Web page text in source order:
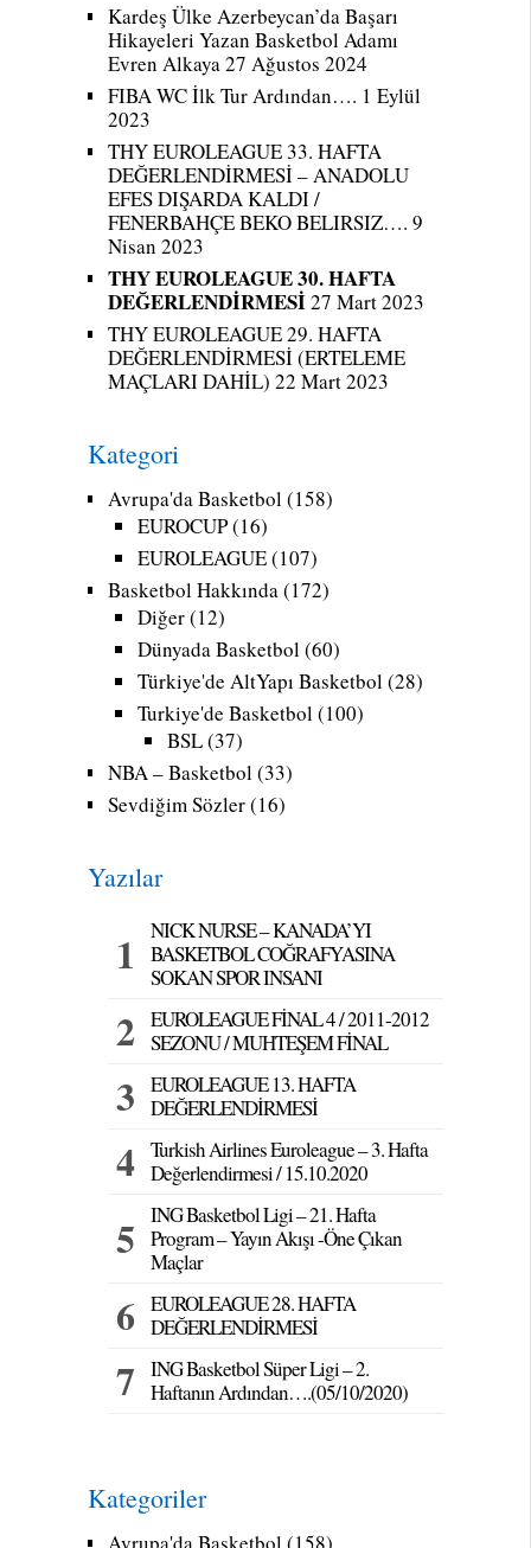
Kardeş Ülke Azerbeycan’da Başarı
Hikayeleri Yazan Basketbol Adamı
Evren Alkaya27 Ağustos 2024
FIBA WC İlk Tur Ardından…. 1 Eylül
2023
THY EUROLEAGUE 33. HAFTA
DEĞERLENDİRMESİ – ANADOLU
EFES DIŞARDA KALDI /
FENERBAHÇE BEKO BELIRSIZ…. 9
Nisan 2023
THY EUROLEAGUE 30. HAFTA
DEĞERLENDİRMESİ27 Mart 2023
THY EUROLEAGUE 29. HAFTA
DEĞERLENDİRMESİ (ERTELEME
MAÇLARI DAHİL) 22 Mart 2023
Kategori
Avrupa'da Basketbol(158)
EUROCUP(16)
EUROLEAGUE(107)
Basketbol Hakkında(172)
Diğer(12)
Dünyada Basketbol(60)
Türkiye'de AltYapı Basketbol(28)
Turkiye'de Basketbol(100)
BSL(37)
NBA – Basketbol(33)
Sevdiğim Sözler(16)
Yazılar
NICK NURSE – KANADA’YI
BASKETBOL COĞRAFYASINA
SOKAN SPOR INSANI
EUROLEAGUE FİNAL 4 / 2011-2012
SEZONU / MUHTEŞEM FİNAL
EUROLEAGUE 13. HAFTA
DEĞERLENDİRMESİ
Turkish Airlines Euroleague – 3. Hafta
Değerlendirmesi / 15.10.2020
ING Basketbol Ligi – 21. Hafta
Program – Yayın Akışı -Öne Çıkan
Maçlar
EUROLEAGUE 28. HAFTA
DEĞERLENDİRMESİ
ING Basketbol Süper Ligi – 2.
Haftanın Ardından….(05/10/2020)
Kategoriler